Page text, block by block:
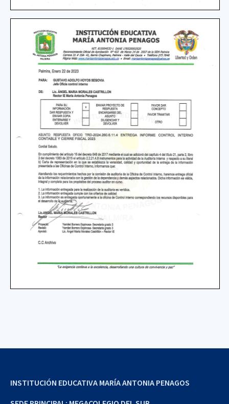
INSTITUCIÓN EDUCATIVA MARÍA ANTONIA PENAGOS